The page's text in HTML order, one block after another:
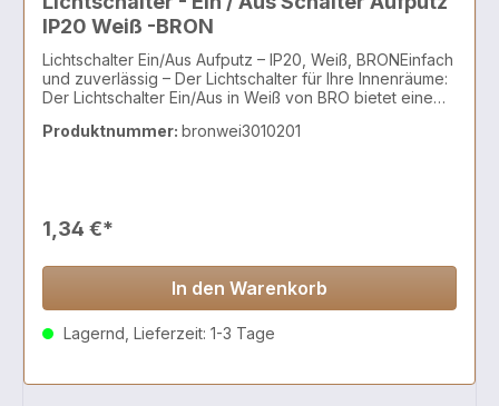
IP20 Weiß -BRON
Lichtschalter Ein/Aus Aufputz – IP20, Weiß, BRONEinfach
und zuverlässig – Der Lichtschalter für Ihre Innenräume:
Der Lichtschalter Ein/Aus in Weiß von BRO bietet eine
Steuerung Ihrer Beleuchtung. Mit einer Schutzart IP20 ist
Lichtschalter Ein/AusMarke: BRONMontageart:
Robustes KunststoffmaterialEinsatzbereich: Innenräume,
trockene UmgebungenAbmessungen: Kompakte
Bauweise für einfache InstallationVorteile -Schlichtes
Design: Der weiße Lichtschalter passt zu jeder
Raumgestaltung und sorgt für eine unauffällige
Installation: Durch die Aufputzmontage lässt sich der
Produktnummer: bronwei3010201
1,34 €*
In den Warenkorb
Lagernd, Lieferzeit: 1-3 Tage